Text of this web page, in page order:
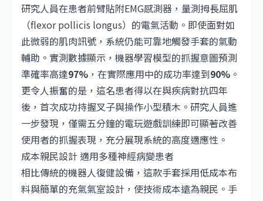
研究人員在患者前臂貼附EMG感測器，量測拇長屈肌
（flexor pollicis longus）的電氣活動。即使面對如
此微弱的肌肉訊號，系統仍能可靠地觸發手套的氣動
輔助。實測數據顯示，機器學習模型的抓握意圖預測
準確率高達97% ，在實際應用中的成功率達到90% 。
更令人振奮的是，這名患者得以在與疾病對抗四年
後，首次成功持握叉子與操作小型積木。研究人員進
一步發現，僅需五分鐘的電玩遊戲訓練即可顯著改善
使用者的抓握表現，充分展現系統的高度適應性。
成本親民設計 適用多種神經病變患者
相比傳統的機器人復健設備，這款手套採用低成本布
料與簡單的充氣氣室設計，使技術成本遠為親民。手